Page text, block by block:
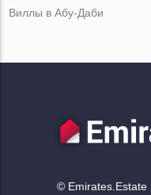
Виллы в Абу-Даби
©